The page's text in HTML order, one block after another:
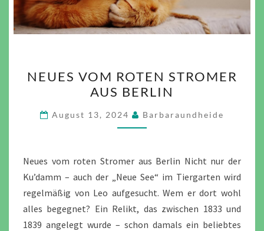
VOM
ROTEN
STROMER
AUS
NEUES VOM ROTEN STROMER
AUS BERLIN
August 13, 2024 Barbaraundheide
Neues vom roten Stromer aus Berlin Nicht nur der
Ku’damm – auch der „Neue See“ im Tiergarten wird
regelmäßig von Leo aufgesucht. Wem er dort wohl
alles begegnet? Ein Relikt, das zwischen 1833 und
1839 angelegt wurde – schon damals ein beliebtes